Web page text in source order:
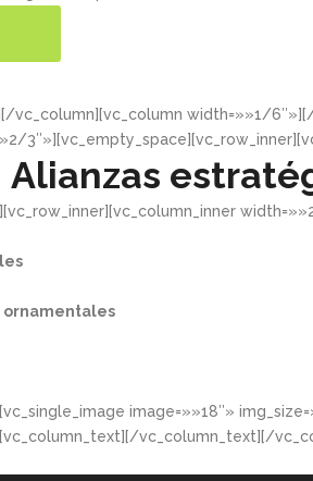
width=»»1/
Alianzas
ornamentales​
image=»»18″»
vc_column_text][/